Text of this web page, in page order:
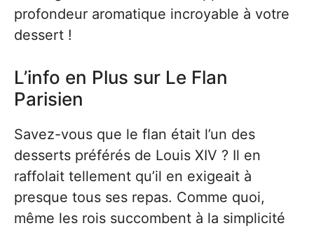
profondeur aromatique incroyable à votre
dessert !
L’info en Plus sur Le Flan
Parisien
Savez-vous que le flan était l’un des
desserts préférés de Louis XIV ? Il en
raffolait tellement qu’il en exigeait à
presque tous ses repas. Comme quoi,
même les rois succombent à la simplicité